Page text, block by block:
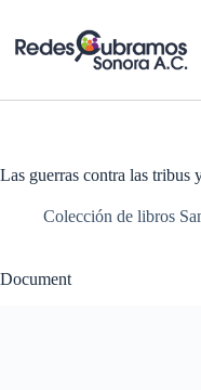
Las guerras contra las tribus
Colección de libros
Document